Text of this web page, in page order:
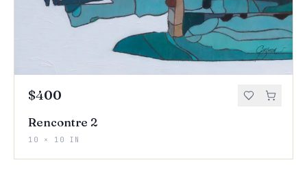
$400
Rencontre 2
10 × 10 IN